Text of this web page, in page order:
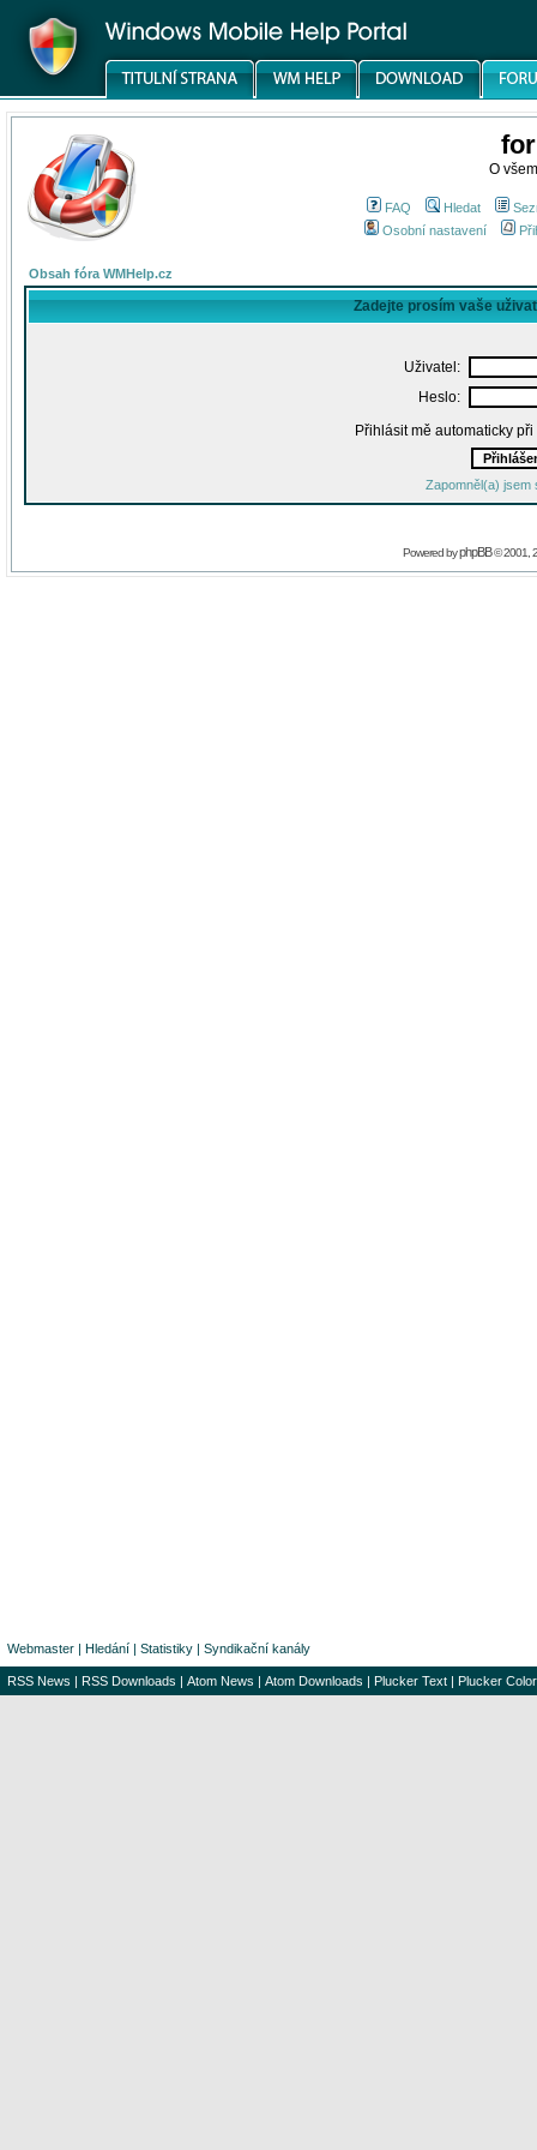
O
FAQ Hledat
Osobní nastavení
Obsah fóra WMHelp.cz
Zadejte prosím vaše
Uživatel:
Heslo:
Přihlásit mě automaticky
Zapomněl(a) jsem
Powered byphpBB© 2001,
Webmaster | Hledání | Statistiky | Syndikační kanály
RSS News | RSS Downloads | Atom News | Atom Downloads | Plucker Text | Plucker Color